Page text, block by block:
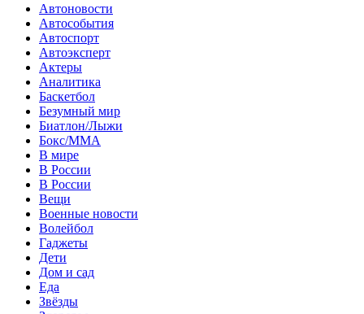
Автоновости
Автособытия
Автоспорт
Автоэксперт
Актеры
Аналитика
Баскетбол
Безумный мир
Биатлон/Лыжи
Бокс/MMA
В мире
В России
В России
Вещи
Военные новости
Волейбол
Гаджеты
Дети
Дом и сад
Еда
Звёзды